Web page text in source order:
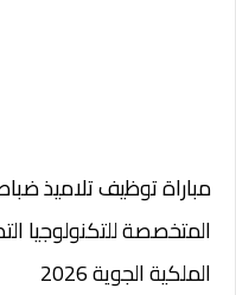
مباراة توظيف تلاميذ
المتخصصة للتكنولوجيا
الملكية الجوية 2026